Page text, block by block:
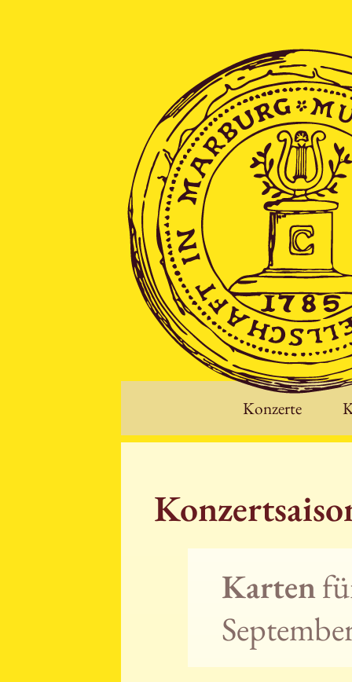
Konzerte
Karten